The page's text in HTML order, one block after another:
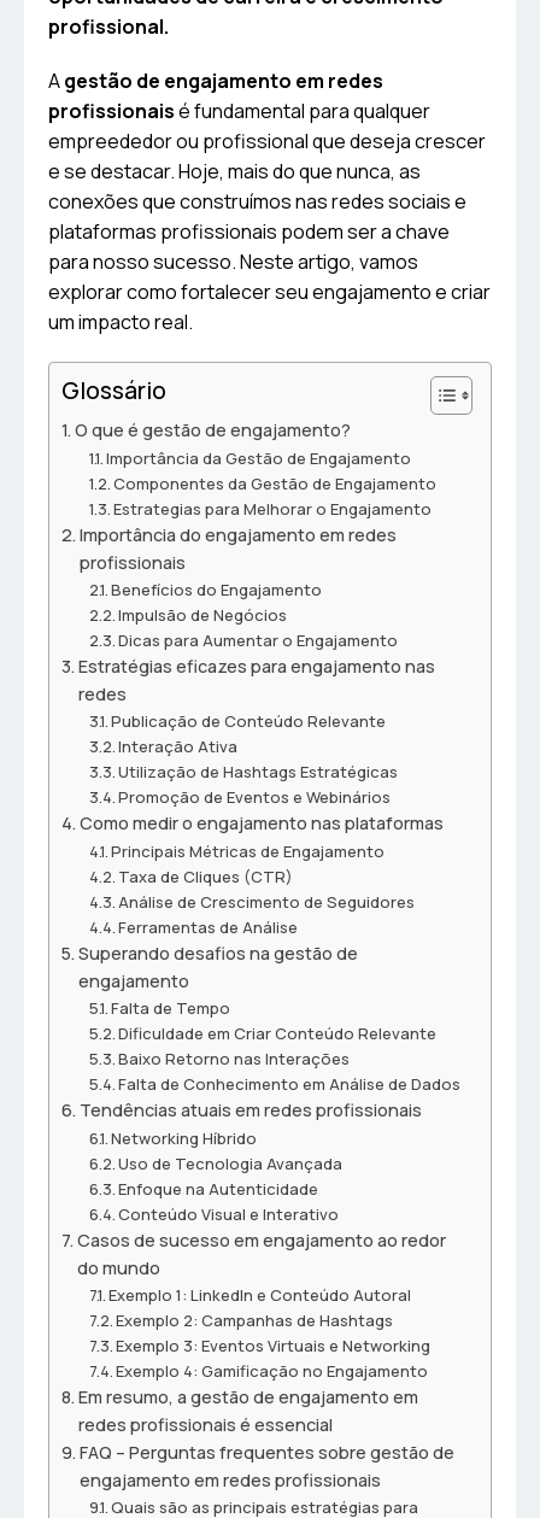
profissional.
Agestão de engajamento em redes
profissionaisé fundamental para qualquer
empreededor ou profissional que deseja crescer
e se destacar. Hoje, mais do que nunca, as
conexões que construímos nas redes sociais e
plataformas profissionais podem ser a chave
para nosso sucesso. Neste artigo, vamos
explorar como fortalecer seu engajamento e criar
um impacto real.
Glossário
O que é gestão de engajamento?
Importância da Gestão de Engajamento
Componentes da Gestão de Engajamento
Estrategias para Melhorar o Engajamento
Importância do engajamento em redes
profissionais
Benefícios do Engajamento
Impulsão de Negócios
Dicas para Aumentar o Engajamento
Estratégias eficazes para engajamento nas
redes
Publicação de Conteúdo Relevante
Interação Ativa
Utilização de Hashtags Estratégicas
Promoção de Eventos e Webinários
Como medir o engajamento nas plataformas
Principais Métricas de Engajamento
Taxa de Cliques (CTR)
Análise de Crescimento de Seguidores
Ferramentas de Análise
Superando desafios na gestão de
engajamento
Falta de Tempo
Dificuldade em Criar Conteúdo Relevante
Baixo Retorno nas Interações
Falta de Conhecimento em Análise de Dados
Tendências atuais em redes profissionais
Networking Híbrido
Uso de Tecnologia Avançada
Enfoque na Autenticidade
Conteúdo Visual e Interativo
Casos de sucesso em engajamento ao redor
do mundo
Exemplo 1: LinkedIn e Conteúdo Autoral
Exemplo 2: Campanhas de Hashtags
Exemplo 3: Eventos Virtuais e Networking
Exemplo 4: Gamificação no Engajamento
Em resumo, a gestão de engajamento em
redes profissionais é essencial
FAQ – Perguntas frequentes sobre gestão de
engajamento em redes profissionais
Quais são as principais estratégias para